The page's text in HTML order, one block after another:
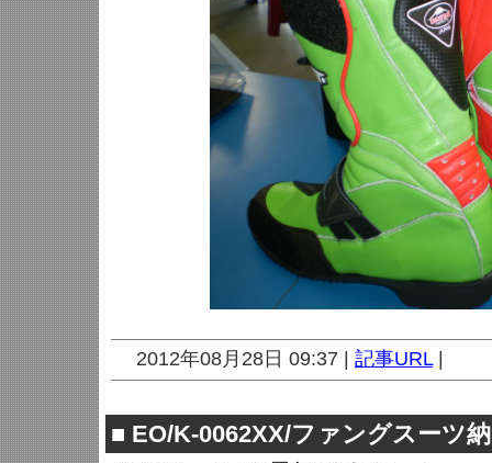
2012年08月28日 09:37 | 記事URL|
■ EO/K-0062XX/ファングスーツ